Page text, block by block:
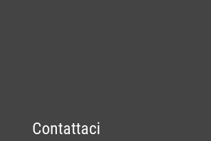
Contattaci